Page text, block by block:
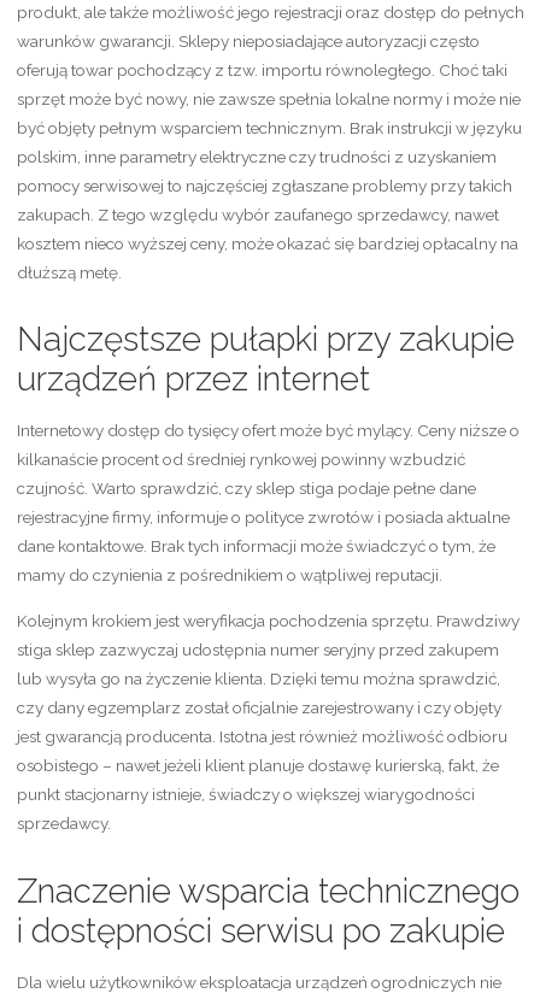
produkt, ale także możliwość jego rejestracji oraz dostęp do pełnych
warunków gwarancji. Sklepy nieposiadające autoryzacji często
oferują towar pochodzący z tzw. importu równoległego. Choć taki
sprzęt może być nowy, nie zawsze spełnia lokalne normy i może nie
być objęty pełnym wsparciem technicznym. Brak instrukcji w języku
polskim, inne parametry elektryczne czy trudności z uzyskaniem
pomocy serwisowej to najczęściej zgłaszane problemy przy takich
zakupach. Z tego względu wybór zaufanego sprzedawcy, nawet
kosztem nieco wyższej ceny, może okazać się bardziej opłacalny na
dłuższą metę.
Najczęstsze pułapki przy zakupie
urządzeń przez internet
Internetowy dostęp do tysięcy ofert może być mylący. Ceny niższe o
kilkanaście procent od średniej rynkowej powinny wzbudzić
czujność. Warto sprawdzić, czy sklep stiga podaje pełne dane
rejestracyjne firmy, informuje o polityce zwrotów i posiada aktualne
dane kontaktowe. Brak tych informacji może świadczyć o tym, że
mamy do czynienia z pośrednikiem o wątpliwej reputacji.
Kolejnym krokiem jest weryfikacja pochodzenia sprzętu. Prawdziwy
stiga sklep zazwyczaj udostępnia numer seryjny przed zakupem
lub wysyła go na życzenie klienta. Dzięki temu można sprawdzić,
czy dany egzemplarz został oficjalnie zarejestrowany i czy objęty
jest gwarancją producenta. Istotna jest również możliwość odbioru
osobistego – nawet jeżeli klient planuje dostawę kurierską, fakt, że
punkt stacjonarny istnieje, świadczy o większej wiarygodności
sprzedawcy.
Znaczenie wsparcia technicznego
i dostępności serwisu po zakupie
Dla wielu użytkowników eksploatacja urządzeń ogrodniczych nie